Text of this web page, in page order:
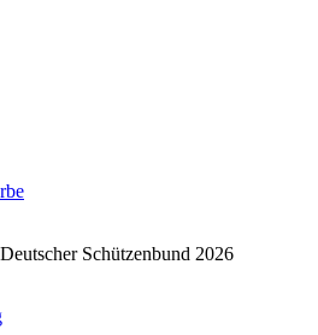
Schützenbund 2026